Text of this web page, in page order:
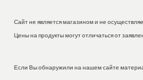
Сайт не является магазином и не
Цены на продукты могут отличаться от
Если Вы обнаружили на нашем сайте